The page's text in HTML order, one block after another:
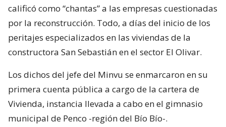
calificó como “chantas” a las empresas cuestionadas
por la reconstrucción. Todo, a días del inicio de los
peritajes especializados en las viviendas de la
constructora San Sebastián en el sector El Olivar.
Los dichos del jefe del Minvu se enmarcaron en su
primera cuenta pública a cargo de la cartera de
Vivienda, instancia llevada a cabo en el gimnasio
municipal de Penco -región del Bío Bío-.